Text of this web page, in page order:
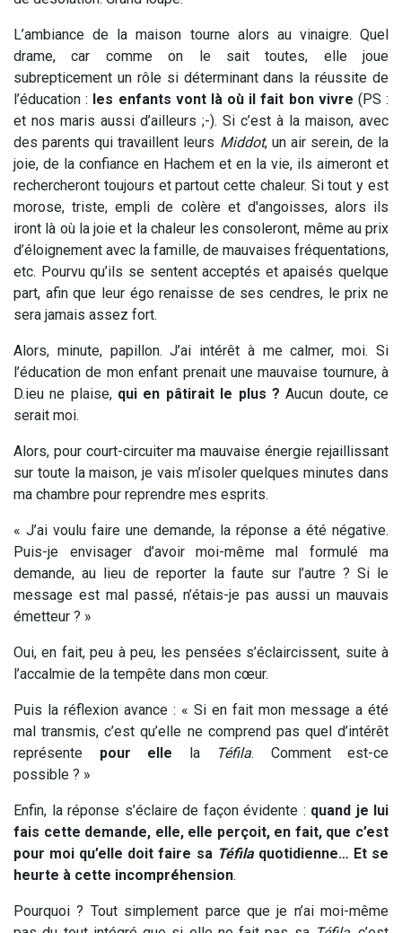
L’ambiance de la maison tourne alors au vinaigre. Quel
drame, car comme on le sait toutes, elle joue
subrepticement un rôle si déterminant dans la réussite de
l’éducation : les enfants vont là où il fait bon vivre (PS :
et nos maris aussi d’ailleurs ;-). Si c’est à la maison, avec
des parents qui travaillent leurs Middot, un air serein, de la
joie, de la confiance en Hachem et en la vie, ils aimeront et
rechercheront toujours et partout cette chaleur. Si tout y est
morose, triste, empli de colère et d'angoisses, alors ils
iront là où la joie et la chaleur les consoleront, même au prix
d’éloignement avec la famille, de mauvaises fréquentations,
etc. Pourvu qu’ils se sentent acceptés et apaisés quelque
part, afin que leur égo renaisse de ses cendres, le prix ne
sera jamais assez fort.
Alors, minute, papillon. J’ai intérêt à me calmer, moi. Si
l’éducation de mon enfant prenait une mauvaise tournure, à
D.ieu ne plaise, qui en pâtirait le plus ? Aucun doute, ce
serait moi.
Alors, pour court-circuiter ma mauvaise énergie rejaillissant
sur toute la maison, je vais m’isoler quelques minutes dans
ma chambre pour reprendre mes esprits.
« J’ai voulu faire une demande, la réponse a été négative.
Puis-je envisager d’avoir moi-même mal formulé ma
demande, au lieu de reporter la faute sur l’autre ? Si le
message est mal passé, n’étais-je pas aussi un mauvais
émetteur ? »
Oui, en fait, peu à peu, les pensées s’éclaircissent, suite à
l’accalmie de la tempête dans mon cœur.
Puis la réflexion avance : « Si en fait mon message a été
mal transmis, c’est qu’elle ne comprend pas quel d’intérêt
représente pour elle la Téfila. Comment est-ce
possible ? »
Enfin, la réponse s’éclaire de façon évidente : quand je lui
fais cette demande, elle, elle perçoit, en fait, que c’est
pour moi qu’elle doit faire sa Téfila quotidienne… Et se
heurte à cette incompréhension.
Pourquoi ? Tout simplement parce que je n’ai moi-même